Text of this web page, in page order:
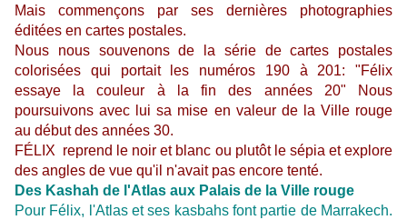
Mais commençons par ses dernières photographies
éditées en cartes postales.
Nous nous souvenons de la série de cartes postales
colorisées qui portait les numéros 190 à 201: "Félix
essaye la couleur à la fin des années 20" Nous
poursuivons avec lui sa mise en valeur de la Ville rouge
au début des années 30.
FÉLIX reprend le noir et blanc ou plutôt le sépia et explore
des angles de vue qu'il n'avait pas encore tenté.
Des Kashah de l'Atlas aux Palais de la Ville rouge
Pour Félix, l'Atlas et ses kasbahs font partie de Marrakech.